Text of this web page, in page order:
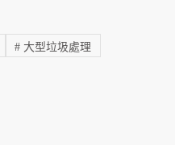
# 大型垃圾處理